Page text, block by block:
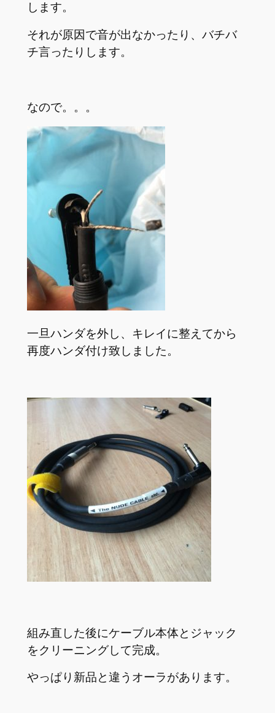
します。
それが原因で音が出なかったり、バチバ
チ言ったりします。
なので。。。
一旦ハンダを外し、キレイに整えてから
再度ハンダ付け致しました。
組み直した後にケーブル本体とジャック
をクリーニングして完成。
やっぱり新品と違うオーラがあります。